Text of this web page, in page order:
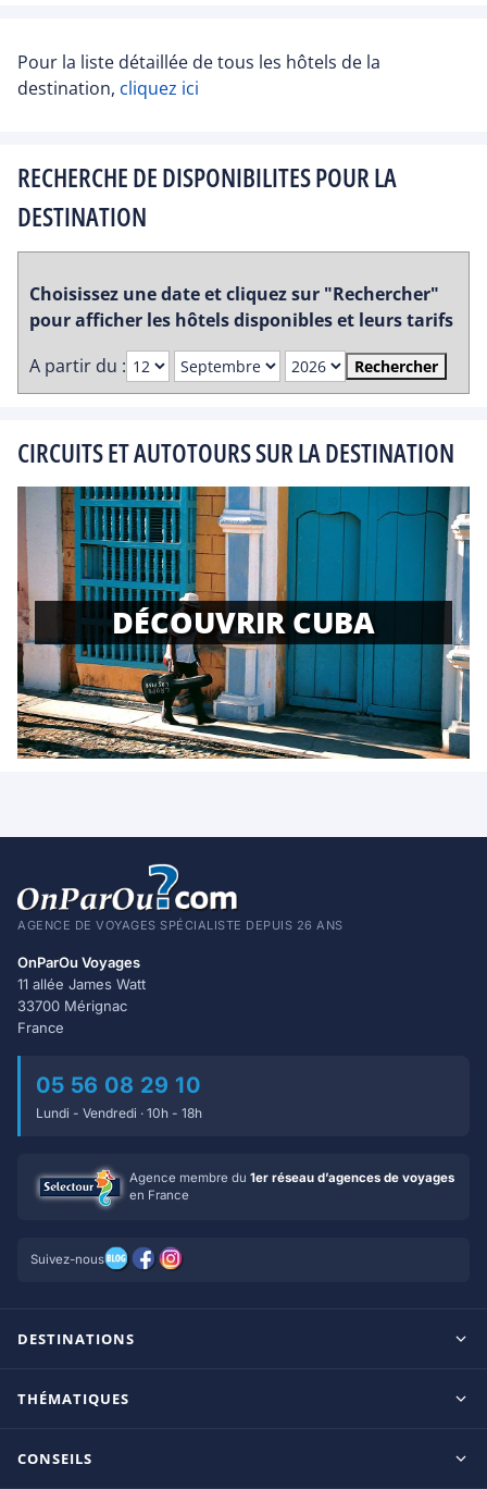
Pour la liste détaillée de tous les hôtels de la
destination, cliquez ici
RECHERCHE DE DISPONIBILITES POUR LA
DESTINATION
Choisissez une date et cliquez sur "Rechercher"
pour afficher les hôtels disponibles et leurs tarifs
A partir du :
Rechercher
CIRCUITS ET AUTOTOURS SUR LA DESTINATION
DÉCOUVRIR CUBA
AGENCE DE VOYAGES SPÉCIALISTE DEPUIS 26 ANS
OnParOu Voyages
11 allée James Watt
33700 Mérignac
France
05 56 08 29 10
Lundi - Vendredi · 10h - 18h
Agence membre du 1er réseau d’agences de voyages
en France
Suivez-nous
DESTINATIONS
Ile Maurice
THÉMATIQUES
CONSEILS